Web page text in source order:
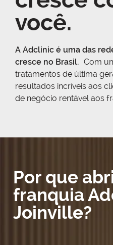
você.
A Adclinic é uma das
cresce no Brasil. Com
tratamentos de última
resultados incríveis aos
de negócio rentável aos
Por que
franquia
Joinville?